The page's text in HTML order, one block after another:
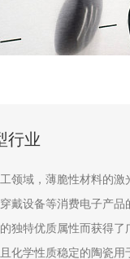
行业
领域，薄脆性材料的
戴设备等消费电子产
独特优质属性而获得
化学性质稳定的陶瓷